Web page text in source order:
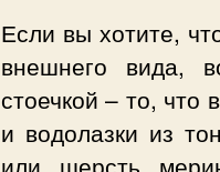
Если вы хотите,
внешнего вида,
стоечкой – то,
и водолазки из
или шерсть